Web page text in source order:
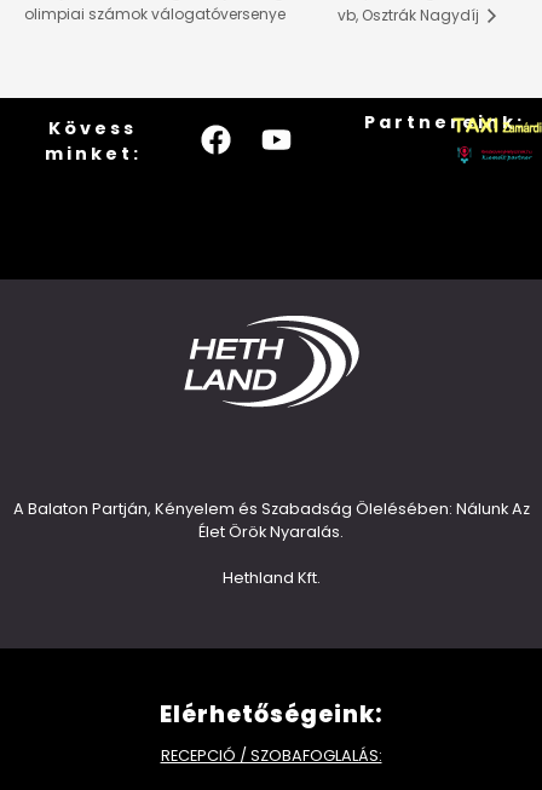
olimpiai számok válogatóversenye
vb, Osztrák Nagydíj
Kövess
minket:
Partnereink:
A Balaton Partján, Kényelem és Szabadság Ölelésében: Nálunk Az
Élet Örök Nyaralás.
Hethland Kft.
Elérhetőségeink:
RECEPCIÓ / SZOBAFOGLALÁS: